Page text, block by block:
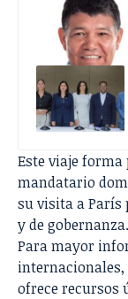
Este viaje
mandatario
su visita a París
y de gobernanza.
Para mayor
internacionales,
ofrece recursos